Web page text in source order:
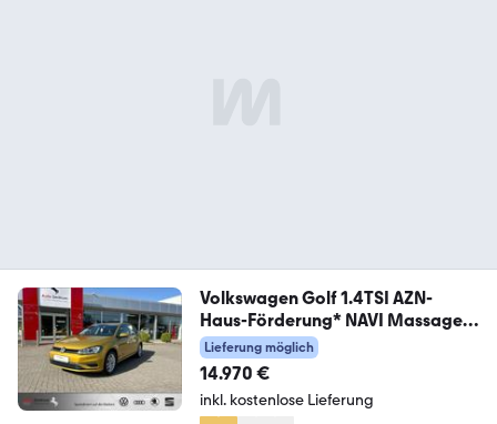
Volkswagen Golf 1.4TSI AZN-
Haus-Förderung* NAVI Massage
ACC
Lieferung möglich
14.970 €
inkl. kostenlose Lieferung